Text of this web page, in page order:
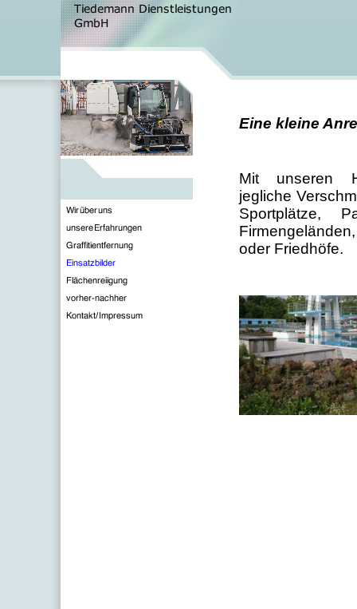
Eine kleine
Mit unseren
jegliche
Sportplätze,
oder Friedhöfe.